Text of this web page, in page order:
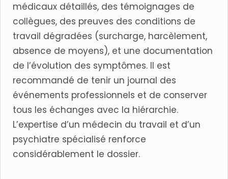
médicaux détaillés, des témoignages de
collègues, des preuves des conditions de
travail dégradées (surcharge, harcèlement,
absence de moyens), et une documentation
de l’évolution des symptômes. Il est
recommandé de tenir un journal des
événements professionnels et de conserver
tous les échanges avec la hiérarchie.
L’expertise d’un médecin du travail et d’un
psychiatre spécialisé renforce
considérablement le dossier.